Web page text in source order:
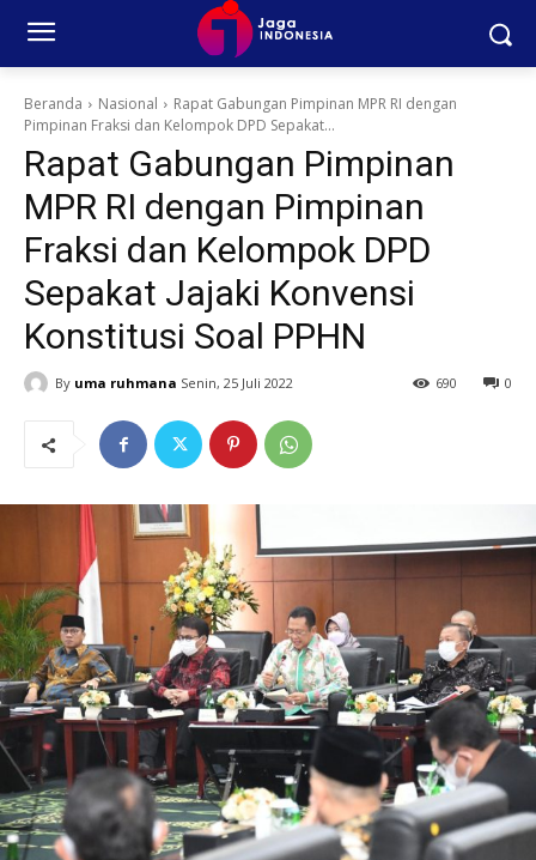
Beranda Nasional
Rapat Gabungan Pimpinan MPR RI dengan
Pimpinan Fraksi dan Kelompok DPD Sepakat...
Rapat Gabungan Pimpinan
MPR RI dengan Pimpinan
Fraksi dan Kelompok DPD
Sepakat Jajaki Konvensi
Konstitusi Soal PPHN
By uma ruhmana Senin, 25 Juli 2022 0
690